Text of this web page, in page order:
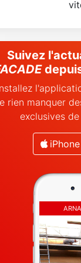
Suivez
rien manquer
exclusives de
iPhone